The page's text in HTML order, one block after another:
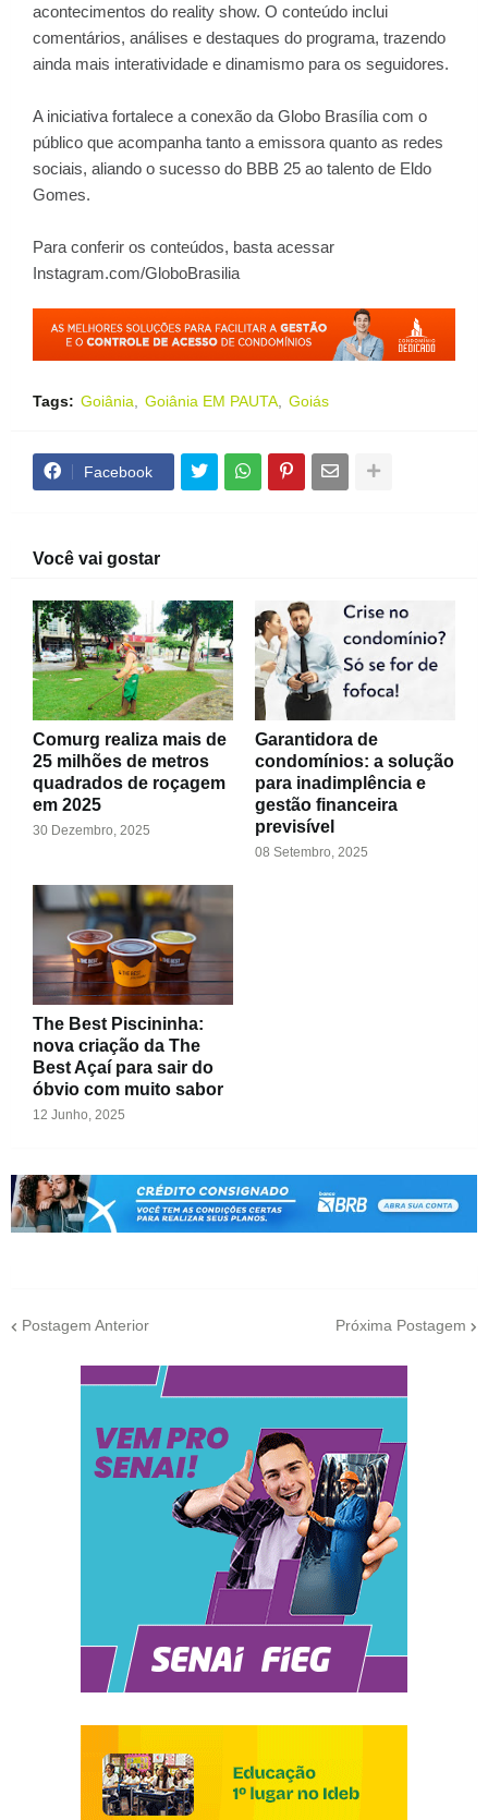
acontecimentos do reality show. O conteúdo inclui
comentários, análises e destaques do programa, trazendo
ainda mais interatividade e dinamismo para os seguidores.
A iniciativa fortalece a conexão da Globo Brasília com o
público que acompanha tanto a emissora quanto as redes
sociais, aliando o sucesso do BBB 25 ao talento de Eldo
Gomes.
Para conferir os conteúdos, basta acessar
Instagram.com/GloboBrasilia
Tags: Goiânia Goiânia EM PAUTA Goiás
Facebook
Você vai gostar
Comurg realiza mais de
25 milhões de metros
quadrados de roçagem
em 2025
30 Dezembro, 2025
Garantidora de
condomínios: a solução
para inadimplência e
gestão financeira
previsível
08 Setembro, 2025
The Best Piscininha:
nova criação da The
Best Açaí para sair do
óbvio com muito sabor
12 Junho, 2025
Postagem Anterior Próxima Postagem